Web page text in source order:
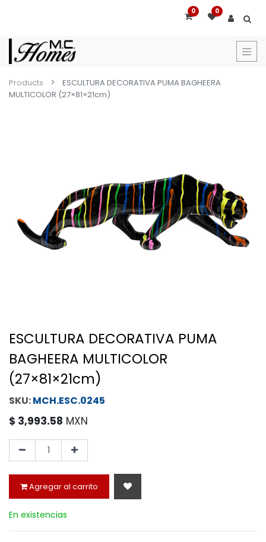
0 0
Products
ESCULTURA DECORATIVA PUMA BAGHEERA
MULTICOLOR (27×81×21cm)
ESCULTURA DECORATIVA PUMA
BAGHEERA MULTICOLOR
(27×81×21cm)
MCH.ESC.0245
$ 3,993.58 MXN
Agregar al carrito
En existencias